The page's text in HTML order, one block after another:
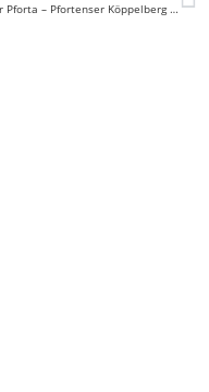
Kloster Pforta – Pfortenser Köppelberg – Grauer Burgunder – Holzfass Trocken